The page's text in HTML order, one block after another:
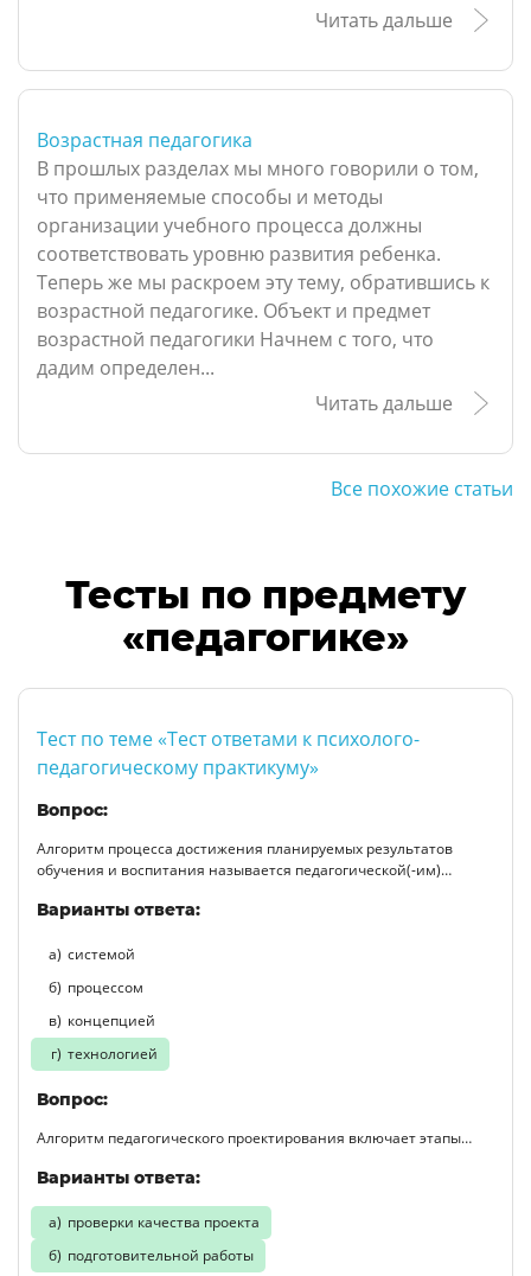
Читать дальше
Возрастная педагогика
В прошлых разделах мы много говорили о том,
что применяемые способы и методы
организации учебного процесса должны
соответствовать уровню развития ребенка.
Теперь же мы раскроем эту тему, обратившись к
возрастной педагогике. Объект и предмет
возрастной педагогики Начнем с того, что
дадим определен...
Читать дальше
Все похожие статьи
Тесты по предмету
«педагогике»
Тест по теме «Тест ответами к психолого-
педагогическому практикуму»
Вопрос:
Алгоритм процесса достижения планируемых результатов
обучения и воспитания называется педагогической(-им)…
Варианты ответа:
системой
процессом
концепцией
технологией
Вопрос:
Алгоритм педагогического проектирования включает этапы…
Варианты ответа:
проверки качества проекта
подготовительной работы